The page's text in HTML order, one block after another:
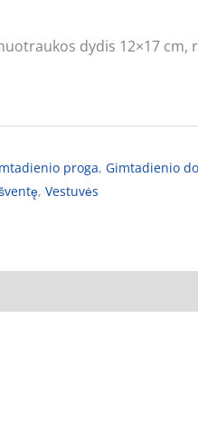
dydis 12×17 cm,
proga, Gimtadienio
, Vestuvės